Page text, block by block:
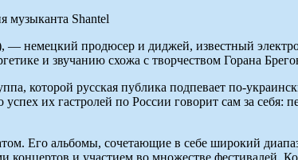
немецкий продюсер и диджей, известный
и звучанию схожа с творчеством Горана
которой русская публика подпевает по-
успех их гастролей по России говорит сам за
Его альбомы, сочетающие в себе широкий
концертов и участием во множестве